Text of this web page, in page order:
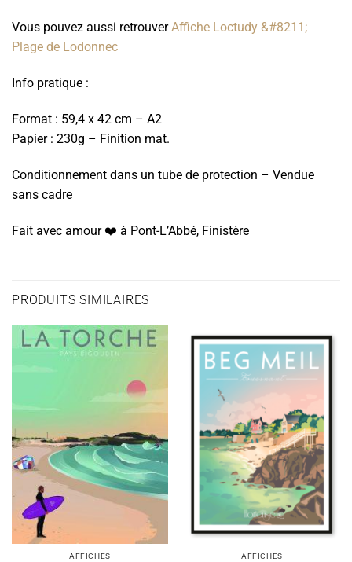
Vous pouvez aussi retrouverAffiche Loctudy &#8211;
Plage de Lodonnec
Info pratique :
Format : 59,4 x 42 cm – A2
Papier : 230g – Finition mat.
Conditionnement dans un tube de protection – Vendue
sans cadre
Fait avec amour ❤️️ à Pont-L’Abbé, Finistère
PRODUITS SIMILAIRES
AFFICHES AFFICHES